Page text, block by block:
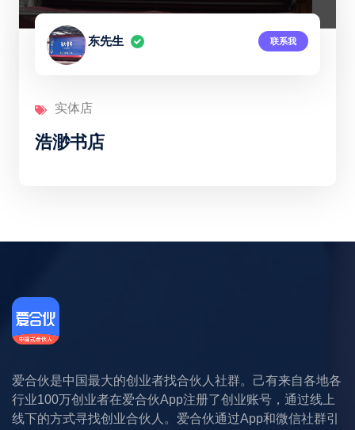
东先生 联系我
实体店
浩渺书店
爱合伙是中国最大的创业者找合伙人社群。己有来自各地各
行业100万创业者在爱合伙App注册了创业账号，通过线上
线下的方式寻找创业合伙人。爱合伙通过App和微信社群引